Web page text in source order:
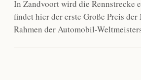
In Zandvoort wird die Rennstrecke
findet hier der erste Große Preis
Rahmen der Automobil-